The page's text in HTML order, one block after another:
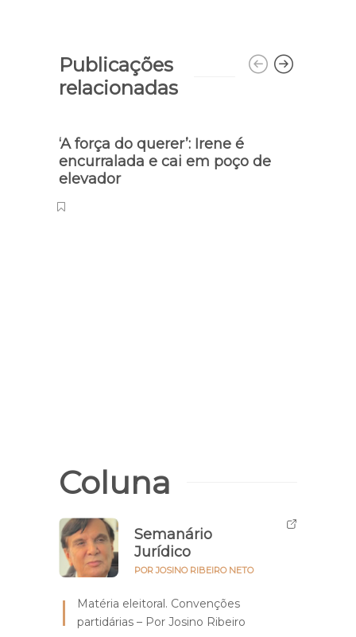
Publicações
relacionadas
‘A força do querer’: Irene é
encurralada e cai em poço de
elevador
Coluna
Semanário
Jurídico
POR JOSINO RIBEIRO NETO
Matéria eleitoral. Convenções
partidárias – Por Josino Ribeiro